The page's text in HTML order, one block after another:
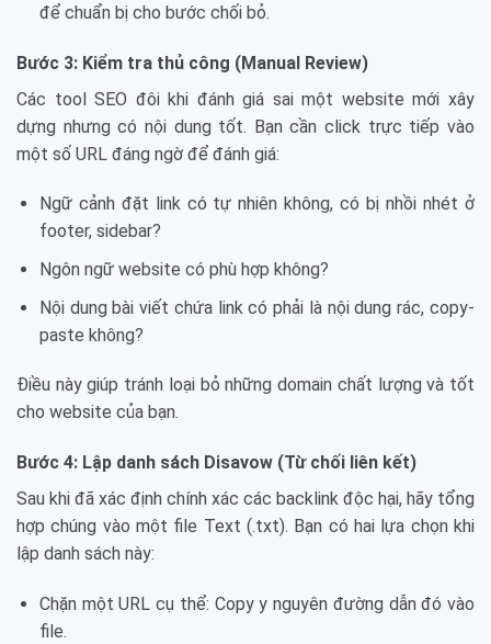
để chuẩn bị cho bước chối bỏ.
Bước 3: Kiểm tra thủ công (Manual Review)
Các tool SEO đôi khi đánh giá sai một website mới xây
dựng nhưng có nội dung tốt. Bạn cần click trực tiếp vào
một số URL đáng ngờ để đánh giá:
Ngữ cảnh đặt link có tự nhiên không, có bị nhồi nhét ở
footer, sidebar?
Ngôn ngữ website có phù hợp không?
Nội dung bài viết chứa link có phải là nội dung rác, copy-
paste không?
Điều này giúp tránh loại bỏ những domain chất lượng và tốt
cho website của bạn.
Bước 4: Lập danh sách Disavow (Từ chối liên kết)
Sau khi đã xác định chính xác các backlink độc hại, hãy tổng
hợp chúng vào một file Text (.txt). Bạn có hai lựa chọn khi
lập danh sách này:
Chặn một URL cụ thể: Copy y nguyên đường dẫn đó vào
file.